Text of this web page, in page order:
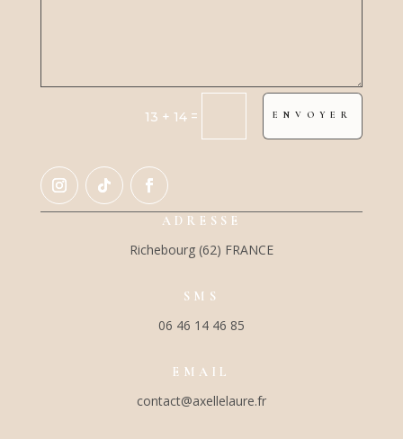
13 + 14 = ENVOYER
ADRESSE
Richebourg (62) FRANCE
SMS
06 46 14 46 85
EMAIL
contact@axellelaure.fr